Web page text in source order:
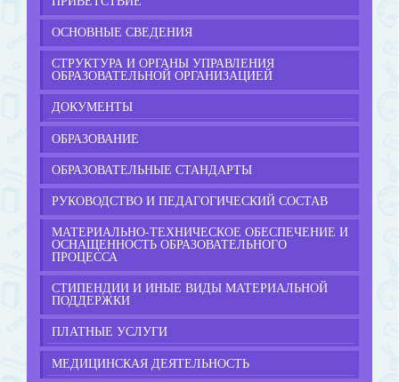
ОСНОВНЫЕ СВЕДЕНИЯ
СТРУКТУРА И ОРГАНЫ УПРАВЛЕНИЯ
ОБРАЗОВАТЕЛЬНОЙ ОРГАНИЗАЦИЕЙ
ДОКУМЕНТЫ
ОБРАЗОВАНИЕ
ОБРАЗОВАТЕЛЬНЫЕ СТАНДАРТЫ
РУКОВОДСТВО И ПЕДАГОГИЧЕСКИЙ СОСТАВ
МАТЕРИАЛЬНО-ТЕХНИЧЕСКОЕ ОБЕСПЕЧЕНИЕ И
ОСНАЩЕННОСТЬ ОБРАЗОВАТЕЛЬНОГО
ПРОЦЕССА
СТИПЕНДИИ И ИНЫЕ ВИДЫ МАТЕРИАЛЬНОЙ
ПОДДЕРЖКИ
ПЛАТНЫЕ УСЛУГИ
МЕДИЦИНСКАЯ ДЕЯТЕЛЬНОСТЬ